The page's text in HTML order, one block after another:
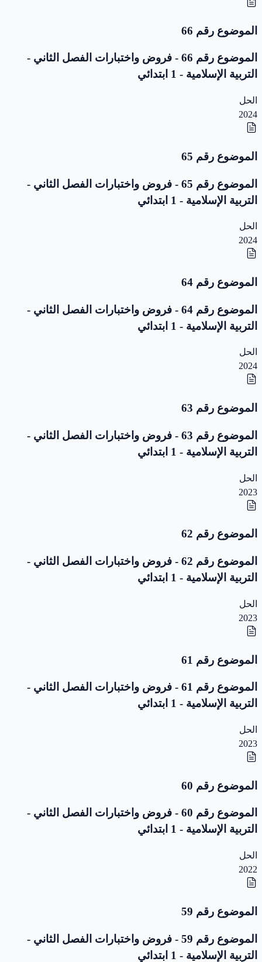
الموضوع رقم 66
الموضوع رقم 66 - فروض واختبارات الفصل الثاني -
التربية الإسلامية - 1 ابتدائي
الحل
2024
الموضوع رقم 65
الموضوع رقم 65 - فروض واختبارات الفصل الثاني -
التربية الإسلامية - 1 ابتدائي
الحل
2024
الموضوع رقم 64
الموضوع رقم 64 - فروض واختبارات الفصل الثاني -
التربية الإسلامية - 1 ابتدائي
الحل
2024
الموضوع رقم 63
الموضوع رقم 63 - فروض واختبارات الفصل الثاني -
التربية الإسلامية - 1 ابتدائي
الحل
2023
الموضوع رقم 62
الموضوع رقم 62 - فروض واختبارات الفصل الثاني -
التربية الإسلامية - 1 ابتدائي
الحل
2023
الموضوع رقم 61
الموضوع رقم 61 - فروض واختبارات الفصل الثاني -
التربية الإسلامية - 1 ابتدائي
الحل
2023
الموضوع رقم 60
الموضوع رقم 60 - فروض واختبارات الفصل الثاني -
التربية الإسلامية - 1 ابتدائي
الحل
2022
الموضوع رقم 59
الموضوع رقم 59 - فروض واختبارات الفصل الثاني -
التربية الإسلامية - 1 ابتدائي